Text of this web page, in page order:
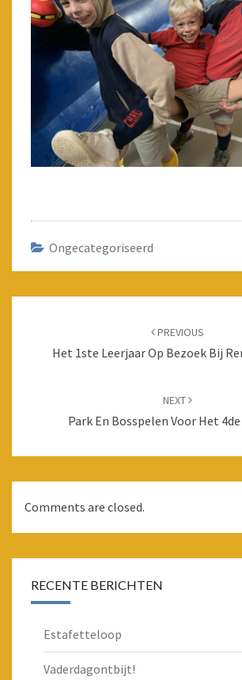
Ongecategoriseerd
PREVIOUS
Het 1ste Leerjaar Op Bezoek Bij
NEXT
Park En Bosspelen Voor Het
Comments are closed.
RECENTE BERICHTEN
Estafetteloop
Vaderdagontbijt!